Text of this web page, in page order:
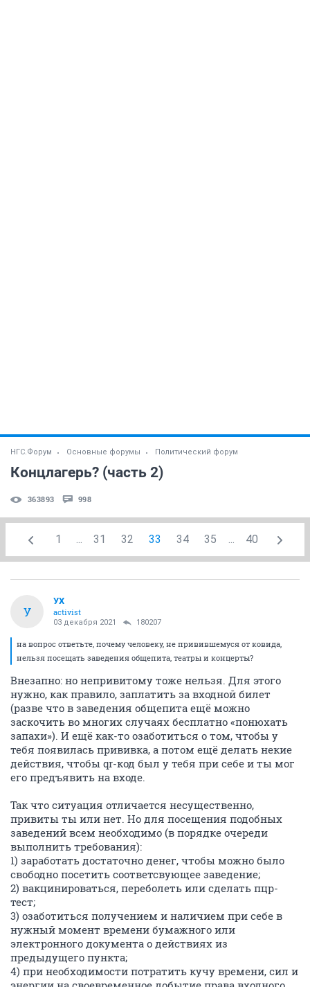
НГС.Форум Основные форумы Политический форум
Концлагерь? (часть 2)
363893 998
1 ... 31 32 33 34 35 ... 40
У
УХ
activist
03 декабря 2021 180207
на вопрос ответьте, почему человеку, не привившемуся от ковида,
нельзя посещать заведения общепита, театры и концерты?
Внезапно: но непривитому тоже нельзя. Для этого
нужно, как правило, заплатить за входной билет
(разве что в заведения общепита ещё можно
заскочить во многих случаях бесплатно «понюхать
запахи»). И ещё как-то озаботиться о том, чтобы у
тебя появилась прививка, а потом ещё делать некие
действия, чтобы qr-код был у тебя при себе и ты мог
его предъявить на входе.
Так что ситуация отличается несущественно,
привиты ты или нет. Но для посещения подобных
заведений всем необходимо (в порядке очереди
выполнить требования):
1) заработать достаточно денег, чтобы можно было
свободно посетить соответсвующее заведение;
2) вакцинироваться, переболеть или сделать пцр-
тест;
3) озаботиться получением и наличием при себе в
нужный момент времени бумажного или
электронного документа о действиях из
предыдущего пункта;
4) при необходимости потратить кучу времени, сил и